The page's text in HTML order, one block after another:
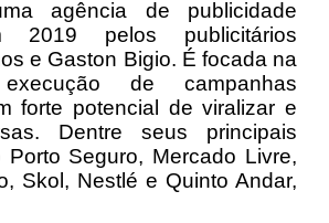
agência de publicidade
2019 pelos publicitários
e Gaston Bigio. É focada na
de campanhas
forte potencial de viralizar e
Dentre seus principais
Porto Seguro, Mercado Livre,
Skol, Nestlé e Quinto Andar,